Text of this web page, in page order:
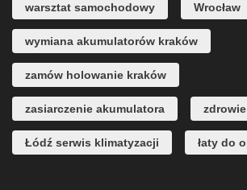
warsztat samochodowy Wrocław
wymiana akumulatorów kraków
zamów holowanie kraków
zasiarczenie akumulatora zdrowie
Łódź serwis klimatyzacji łaty do